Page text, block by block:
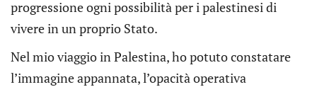
progressione ogni possibilità per i palestinesi di
vivere in un proprio Stato.
Nel mio viaggio in Palestina, ho potuto constatare
l’immagine appannata, l’opacità operativa